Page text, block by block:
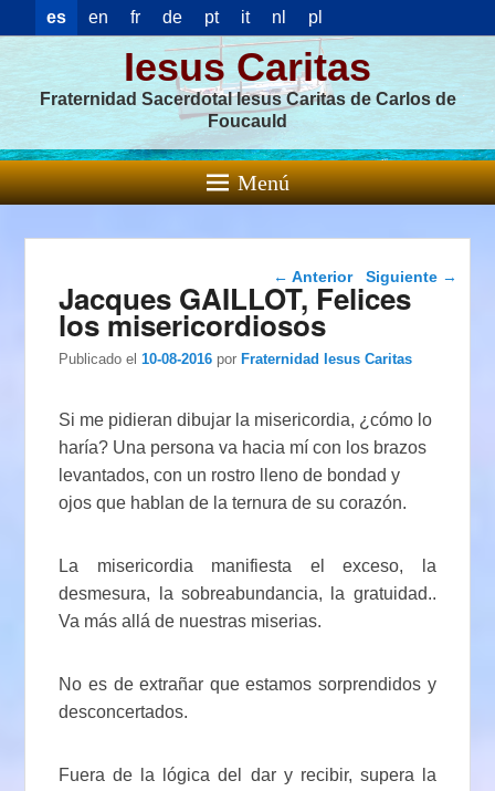
es en fr de pt it nl pl
Iesus Caritas
Fraternidad Sacerdotal Iesus Caritas de Carlos de
Foucauld
Menú
Navegación de
entradas
← Anterior Siguiente →
Jacques GAILLOT, Felices
los misericordiosos
Publicado el 10-08-2016 porFraternidad Iesus Caritas
Si me pidieran dibujar la misericordia, ¿cómo lo
haría? Una persona va hacia mí con los brazos
levantados, con un rostro lleno de bondad y
ojos que hablan de la ternura de su corazón.
La misericordia manifiesta el exceso, la
desmesura, la sobreabundancia, la gratuidad..
Va más allá de nuestras miserias.
No es de extrañar que estamos sorprendidos y
desconcertados.
Fuera de la lógica del dar y recibir, supera la